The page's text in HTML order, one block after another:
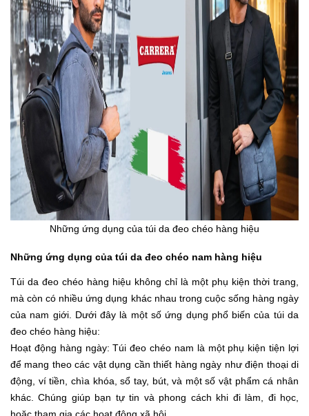
Những ứng dụng của túi da đeo chéo hàng hiệu
Những ứng dụng của túi da đeo chéo nam hàng hiệu
Túi da đeo chéo hàng hiệu không chỉ là một phụ kiện thời trang,
mà còn có nhiều ứng dụng khác nhau trong cuộc sống hàng ngày
của nam giới. Dưới đây là một số ứng dụng phổ biến của túi da
đeo chéo hàng hiệu:
Hoạt động hàng ngày: Túi đeo chéo nam là một phụ kiện tiện lợi
để mang theo các vật dụng cần thiết hàng ngày như điện thoại di
động, ví tiền, chìa khóa, sổ tay, bút, và một số vật phẩm cá nhân
khác. Chúng giúp bạn tự tin và phong cách khi đi làm, đi học,